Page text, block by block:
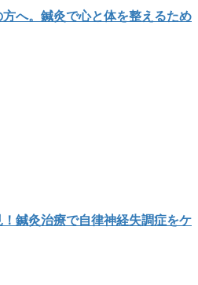
へ。鍼灸で心と体を整えるため
鍼灸治療で自律神経失調症をケ